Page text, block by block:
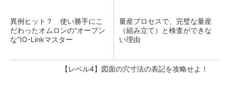
異例ヒット？ 使い勝手にこ
だわったオムロンの“オープン
な”IO-Linkマスター
量産プロセスで、完璧な量産
（組み立て）と検査ができな
い理由
【レベル4】図面の穴寸法の表記を攻略せよ！